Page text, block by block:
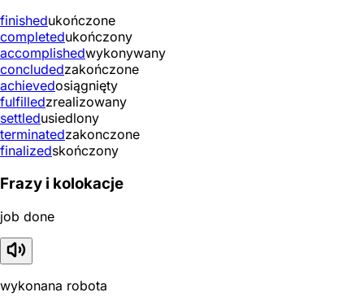
finishedukończone
completedukończony
accomplishedwykonywany
concludedzakończone
achievedosiągnięty
fulfilledzrealizowany
settledusiedlony
terminatedzakonczone
finalizedskończony
Frazy i kolokacje
job done
wykonana robota